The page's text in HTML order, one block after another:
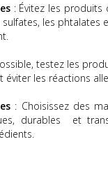
: Évitez les produits
les phtalates
testez les
les réactions
: Choisissez des
durables et